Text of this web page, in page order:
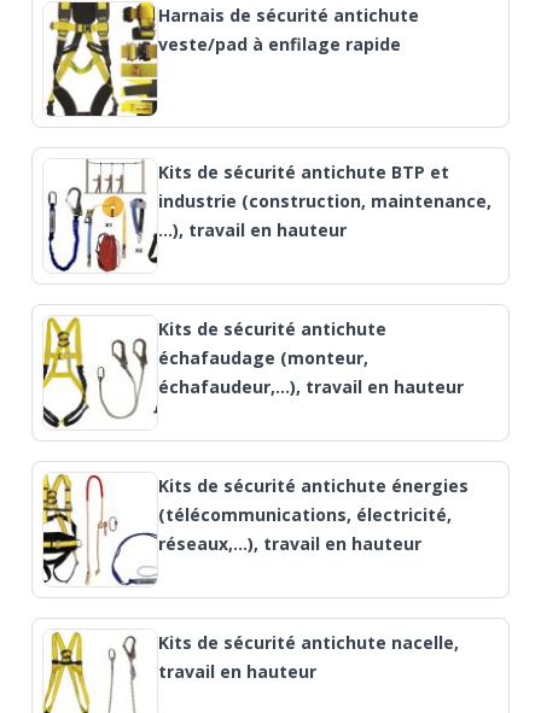
Harnais de sécurité antichute
veste/pad à enfilage rapide
Kits de sécurité antichute BTP et
industrie (construction, maintenance,
…), travail en hauteur
Kits de sécurité antichute
échafaudage (monteur,
échafaudeur,...), travail en hauteur
Kits de sécurité antichute énergies
(télécommunications, électricité,
réseaux,…), travail en hauteur
Kits de sécurité antichute nacelle,
travail en hauteur